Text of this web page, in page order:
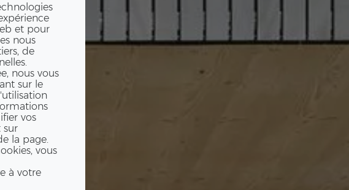
et pour
nous
de
nous vous
sur le
vos
sur
la page.
vous
à votre